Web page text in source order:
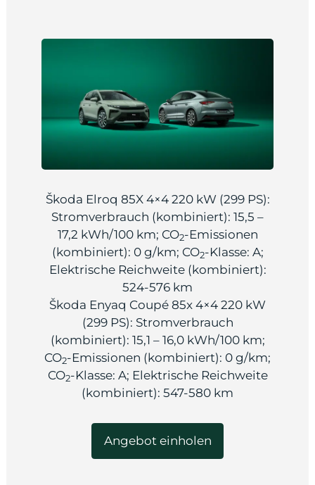
Škoda Elroq 85X 4×4 220 kW (299 PS):
Stromverbrauch (kombiniert): 15,5 –
17,2 kWh/100 km; CO2-Emissionen
(kombiniert): 0 g/km; CO2-Klasse: A;
Elektrische Reichweite (kombiniert):
524-576 km
Škoda Enyaq Coupé 85x 4×4 220 kW
(299 PS): Stromverbrauch
(kombiniert): 15,1 – 16,0 kWh/100 km;
CO2-Emissionen (kombiniert): 0 g/km;
CO2-Klasse: A; Elektrische Reichweite
(kombiniert): 547-580 km
Angebot einholen